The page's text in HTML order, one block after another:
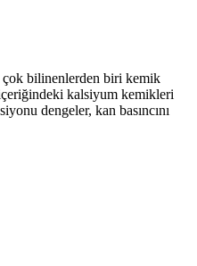
çok bilinenlerden biri kemik
kalsiyum kemikleri
dengeler, kan basıncını